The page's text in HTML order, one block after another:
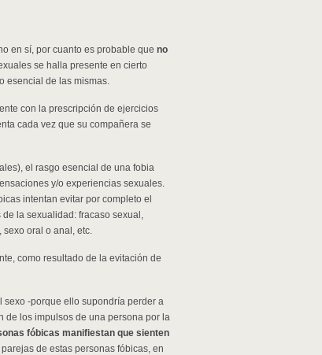
en sí, por cuanto es probable que no
se halla presente en cierto
esencial de las mismas.
con la prescripción de ejercicios
cada vez que su compañera se
el rasgo esencial de una fobia
y/o experiencias sexuales.
intentan evitar por completo el
la sexualidad: fracaso sexual,
oral o anal, etc.
como resultado de la evitación de
sexo -porque ello supondría perder a
de los impulsos de una persona por la
fóbicas manifiestan que sienten
parejas de estas personas fóbicas, en